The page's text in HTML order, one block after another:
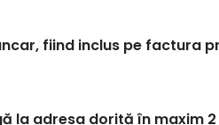
fiind inclus pe factura
la adresa dorită în maxim